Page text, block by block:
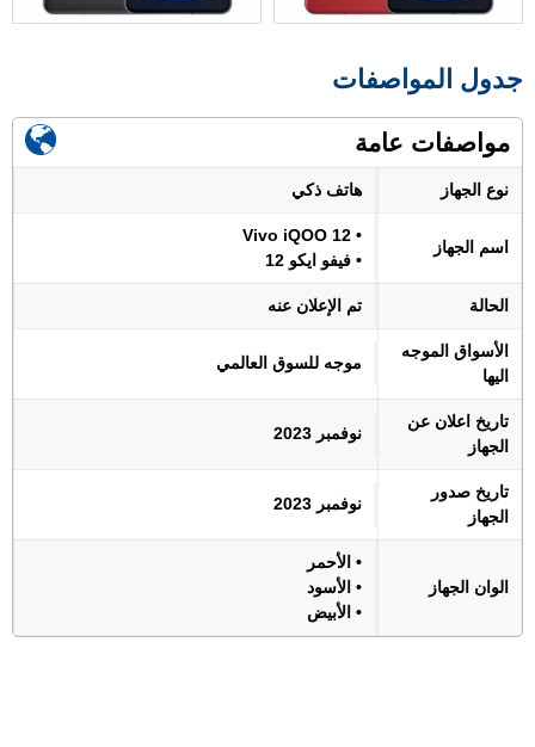
جدول المواصفات
مواصفات عامة
نوع الجهاز هاتف ذكي
اسم الجهاز
• Vivo iQOO 12
• فيفو ايكو 12
الحالة تم الإعلان عنه
الأسواق الموجه
اليها
موجه للسوق العالمي
تاريخ اعلان عن
الجهاز
نوفمبر 2023
تاريخ صدور
الجهاز
نوفمبر 2023
الوان الجهاز
• الأحمر
• الأسود
• الأبيض